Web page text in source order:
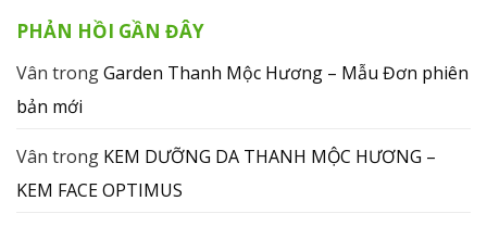
PHẢN HỒI GẦN ĐÂY
Vân trongGarden Thanh Mộc Hương – Mẫu Đơn phiên
bản mới
Vân trong KEM DƯỠNG DA THANH MỘC HƯƠNG –
KEM FACE OPTIMUS